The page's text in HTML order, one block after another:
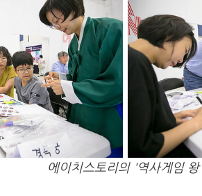
에이치스토리의 '역사게임 왕'